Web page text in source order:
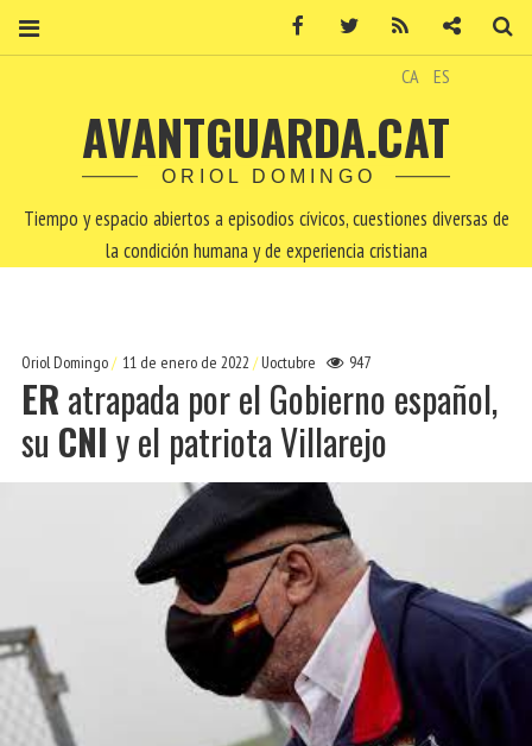
CA ES
AVANTGUARDA.CAT
ORIOL DOMINGO
Tiempo y espacio abiertos a episodios cívicos, cuestiones diversas de
la condición humana y de experiencia cristiana
Oriol Domingo 11 de enero de 2022 Uoctubre 947
ER atrapada por el Gobierno español,
su CNI y el patriota Villarejo
Facebook Twitter Contacto